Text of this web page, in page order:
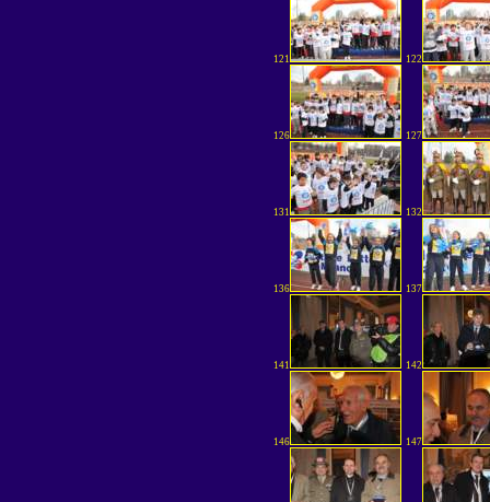
121 122
126 127
131 132
136 137
141 142
146 147